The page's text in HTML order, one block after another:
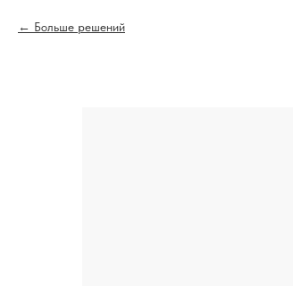
Больше решений